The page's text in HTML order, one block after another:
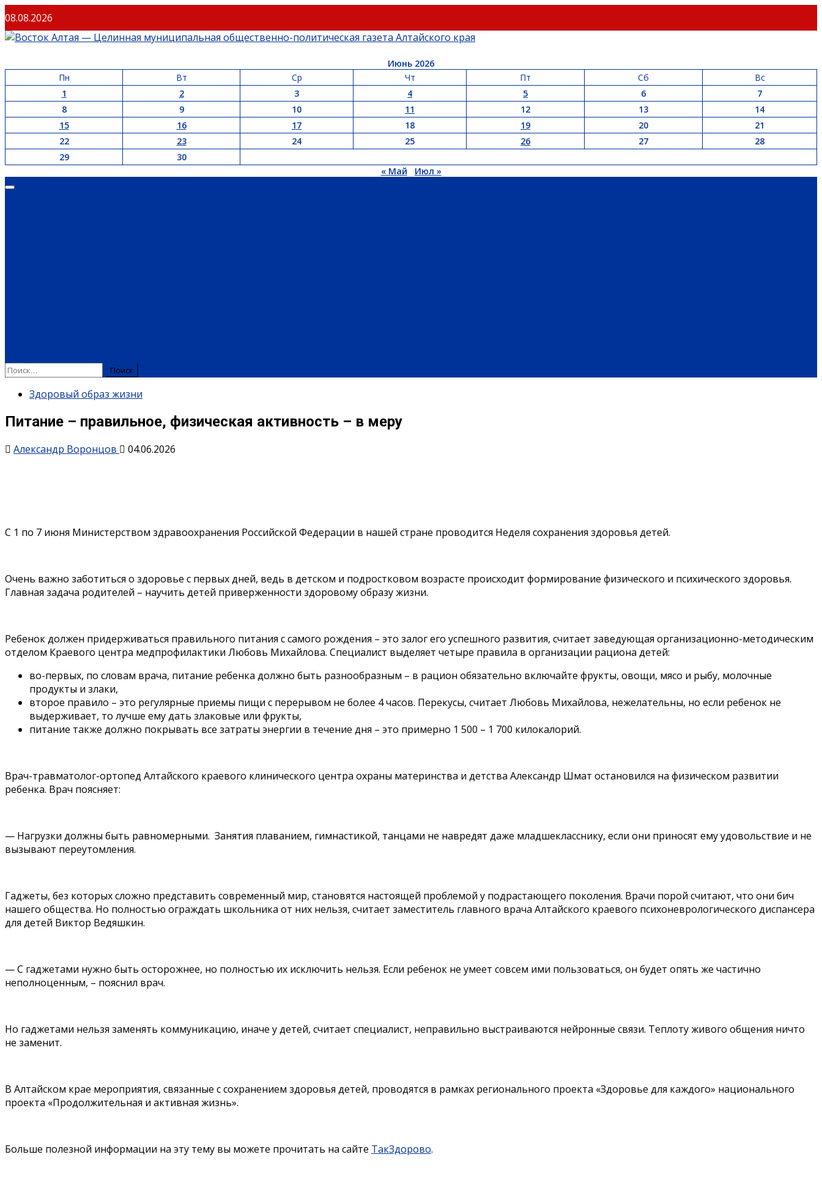
08.08.2026
Июнь 2026
Пн
Вт Ср Чт Пт Сб
Вс
1
2 3 4 5 6
7
8
9 10 11 12 13
14
15
16 17 18 19 20
21
22
23 24 25 26 27
28
29
30
« Май
Июл »
Здоровый образ жизни
Питание – правильное, физическая активность – в меру
Александр Воронцов 04.06.2026
С 1 по 7 июня Министерством здравоохранения Российской Федерации в нашей стране проводится Неделя сохранения здоровья детей.
Очень важно заботиться о здоровье с первых дней, ведь в детском и подростковом возрасте происходит формирование физического и психического здоровья.
Главная задача родителей – научить детей приверженности здоровому образу жизни.
Ребенок должен придерживаться правильного питания с самого рождения – это залог его успешного развития, считает заведующая организационно-методическим
отделом Краевого центра медпрофилактики Любовь Михайлова. Специалист выделяет четыре правила в организации рациона детей:
во-первых, по словам врача, питание ребенка должно быть разнообразным – в рацион обязательно включайте фрукты, овощи, мясо и рыбу, молочные
продукты и злаки,
второе правило – это регулярные приемы пищи с перерывом не более 4 часов. Перекусы, считает Любовь Михайлова, нежелательны, но если ребенок не
выдерживает, то лучше ему дать злаковые или фрукты,
питание также должно покрывать все затраты энергии в течение дня – это примерно 1 500 – 1 700 килокалорий.
Врач-травматолог-ортопед Алтайского краевого клинического центра охраны материнства и детства Александр Шмат остановился на физическом развитии
ребенка. Врач поясняет:
— Нагрузки должны быть равномерными. Занятия плаванием, гимнастикой, танцами не навредят даже младшекласснику, если они приносят ему удовольствие и не
вызывают переутомления.
Гаджеты, без которых сложно представить современный мир, становятся настоящей проблемой у подрастающего поколения. Врачи порой считают, что они бич
нашего общества. Но полностью ограждать школьника от них нельзя, считает заместитель главного врача Алтайского краевого психоневрологического диспансера
для детей Виктор Ведяшкин.
— С гаджетами нужно быть осторожнее, но полностью их исключить нельзя. Если ребенок не умеет совсем ими пользоваться, он будет опять же частично
неполноценным, – пояснил врач.
Но гаджетами нельзя заменять коммуникацию, иначе у детей, считает специалист, неправильно выстраиваются нейронные связи. Теплоту живого общения ничто
не заменит.
В Алтайском крае мероприятия, связанные с сохранением здоровья детей, проводятся в рамках регионального проекта «Здоровье для каждого» национального
проекта «Продолжительная и активная жизнь».
Больше полезной информации на эту тему вы можете прочитать на сайте ТакЗдорово.